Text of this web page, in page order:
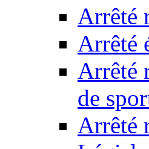
Arrêté
Arrêté
Arrêté
de
Arrêté